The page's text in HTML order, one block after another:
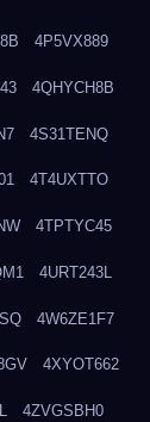
4P5VX889
4QHYCH8B
4S31TENQ
4T4UXTTO
4TPTYC45
4URT243L
4W6ZE1F7
4XYOT662
4ZVGSBH0